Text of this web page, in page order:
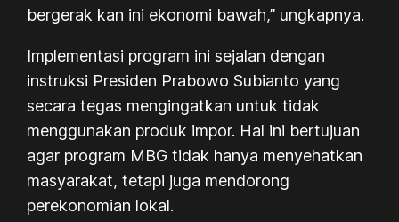
bergerak kan ini ekonomi bawah,” ungkapnya.
Implementasi program ini sejalan dengan
instruksi Presiden Prabowo Subianto yang
secara tegas mengingatkan untuk tidak
menggunakan produk impor. Hal ini bertujuan
agar program MBG tidak hanya menyehatkan
masyarakat, tetapi juga mendorong
perekonomian lokal.